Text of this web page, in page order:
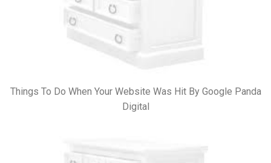
Things To Do When Your Website Was Hit By Google Panda
Digital